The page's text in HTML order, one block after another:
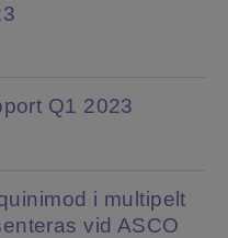
Q1 2023
i multipelt
vid ASCO